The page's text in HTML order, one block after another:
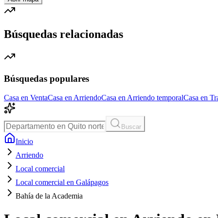
Búsquedas relacionadas
Búsquedas populares
Casa en VentaCasa en ArriendoCasa en Arriendo temporalCasa en
Buscar
Inicio
Arriendo
Local comercial
Local comercial en Galápagos
Bahía de la Academia